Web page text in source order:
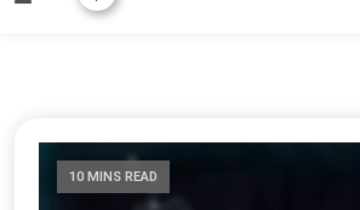
10 MINS READ